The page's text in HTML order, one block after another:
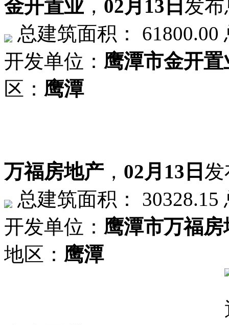
金开置业， 02月13日 发布
总建筑面积： 61800.00
开发单位： 鹰潭市金开
区： 鹰潭
万福房地产， 02月13日
总建筑面积： 30328.15
开发单位： 鹰潭市万福
地区： 鹰潭